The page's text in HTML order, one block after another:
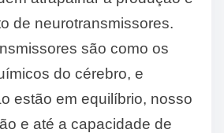
de neurotransmissores.
são como os
do cérebro, e
estão em equilíbrio, nosso
e até a capacidade de